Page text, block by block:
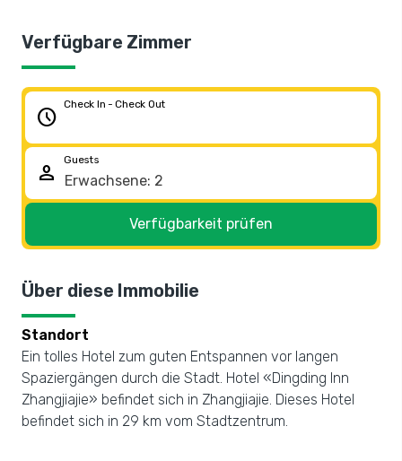
Verfügbare Zimmer
schedule
Check In - Check Out
person
Guests
Verfügbarkeit prüfen
Über diese Immobilie
Standort
Ein tolles Hotel zum guten Entspannen vor langen
Spaziergängen durch die Stadt. Hotel «Dingding Inn
Zhangjiajie» befindet sich in Zhangjiajie. Dieses Hotel
befindet sich in 29 km vom Stadtzentrum.